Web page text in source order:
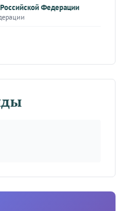
Федерации